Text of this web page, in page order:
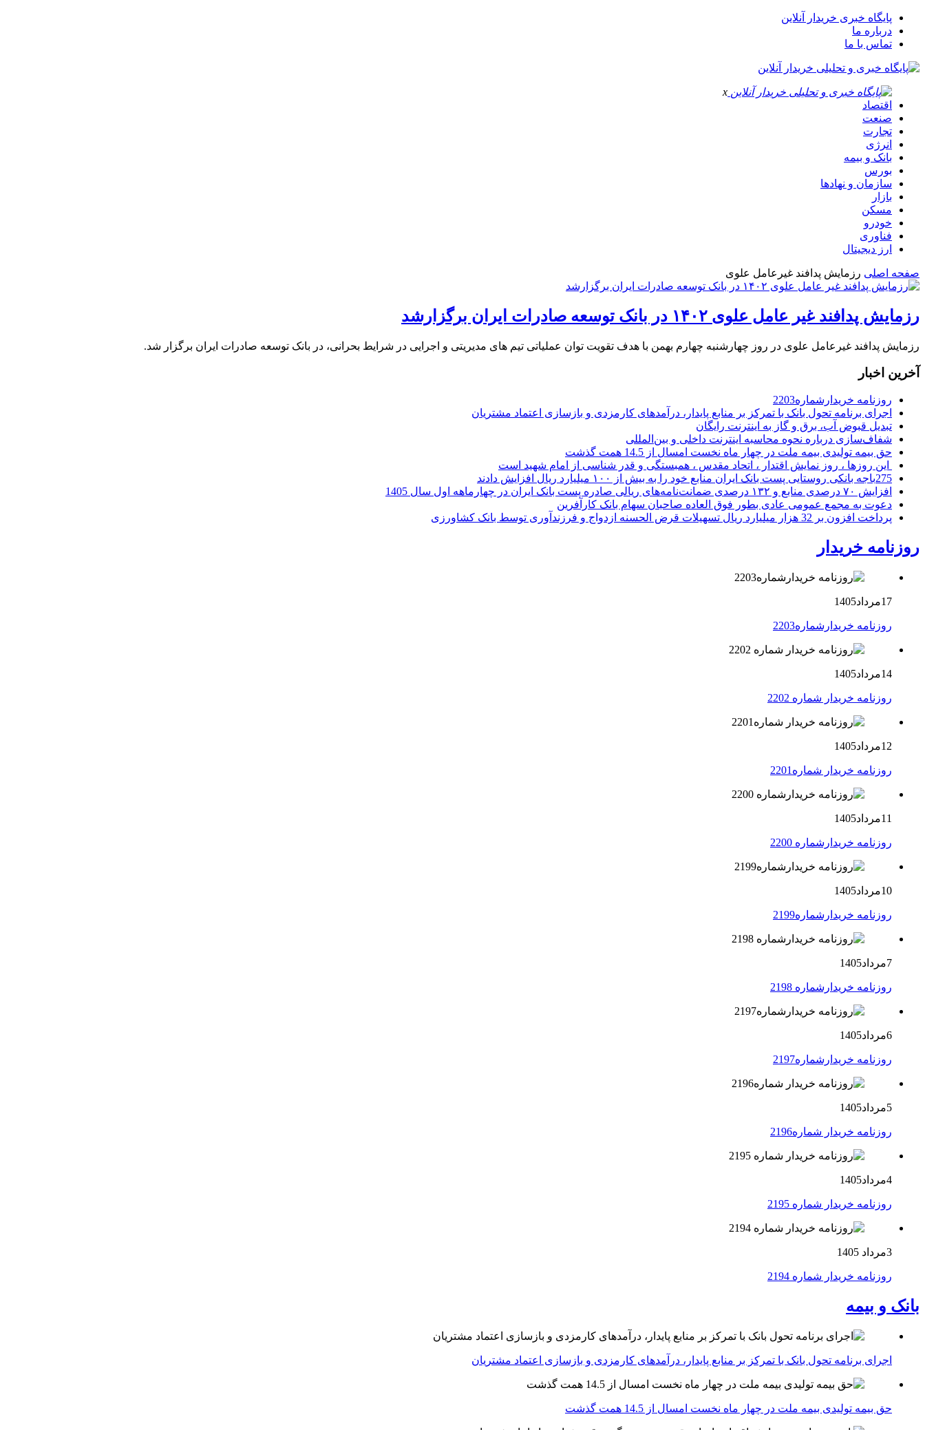
پایگاه خبری خریدار آنلاین
درباره ما
تماس با ما
x
اقتصاد
صنعت
تجارت
انرژی
بانک و بیمه
بورس
سازمان و نهادها
بازار
مسکن
خودرو
فناوری
ارز دیجیتال
صفحه اصلی رزمایش پدافند غیرعامل علوی
رزمایش پدافند غیر عامل علوی ۱۴۰۲ در بانک توسعه صادرات ایران برگزارشد
رزمایش پدافند غیرعامل علوی در روز چهارشنبه چهارم بهمن با هدف تقویت توان عملیاتی تیم های مدیریتی و اجرایی در شرایط بحرانی، در بانک توسعه صادرات ایران برگزار شد.
آخرین اخبار
روزنامه خریدارشماره2203
اجرای برنامه تحول بانک با تمرکز بر منابع پایدار، درآمدهای کارمزدی و بازسازی اعتماد مشتریان
تبدیل قبوض آب، برق و گاز به اینترنت رایگان
شفاف‌سازی درباره نحوه محاسبه اینترنت داخلی و بین‌المللی
حق بیمه تولیدی بیمه ملت در چهار ماه نخست امسال از 14.5 همت گذشت
این روزها ، روز نمایش اقتدار ، اتحاد مقدس ، همبستگی و قدر شناسی از امام شهید است
275باجه بانکی روستایی پست بانک ایران منابع خود را به بیش از ۱۰۰ میلیارد ریال افزایش دادند
افزایش ۷۰ درصدی منابع و ۱۳۲ درصدی ضمانت‌نامه‌های ریالی صادره پست بانک ایران در چهارماهه اول سال 1405
دعوت به مجمع عمومی عادی بطور فوق العاده صاحبان سهام بانک کارآفرین
پرداخت افزون بر 32 هزار میلیارد ریال تسهیلات قرض الحسنه ازدواج و فرزندآوری توسط بانک کشاورزی
روزنامه خریدار
17مرداد1405
روزنامه خریدارشماره2203
14مرداد1405
روزنامه خریدار شماره 2202
12مرداد1405
روزنامه خریدار شماره2201
11مرداد1405
روزنامه خریدارشماره 2200
10مرداد1405
روزنامه خریدارشماره2199
7مرداد1405
روزنامه خریدارشماره 2198
6مرداد1405
روزنامه خریدارشماره2197
5مرداد1405
روزنامه خریدار شماره2196
4مرداد1405
روزنامه خریدار شماره 2195
3مرداد 1405
روزنامه خریدار شماره 2194
بانک و بیمه
اجرای برنامه تحول بانک با تمرکز بر منابع پایدار، درآمدهای کارمزدی و بازسازی اعتماد مشتریان
حق بیمه تولیدی بیمه ملت در چهار ماه نخست امسال از 14.5 همت گذشت